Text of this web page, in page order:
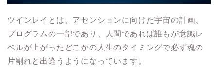
ツインレイとは、アセンションに向けた宇宙の計画、
プログラムの一部であり、人間であれば誰もが意識レ
ベルが上がったどこかの人生のタイミングで必ず魂の
片割れと出逢うようになっています。